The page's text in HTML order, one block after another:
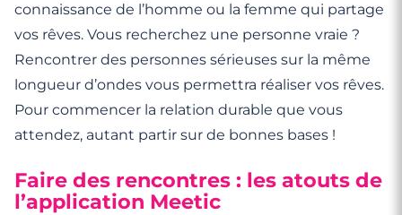
connaissance de l’homme ou la femme qui partage
vos rêves. Vous recherchez une personne vraie ?
Rencontrer des personnes sérieuses sur la même
longueur d’ondes vous permettra réaliser vos rêves.
Pour commencer la relation durable que vous
attendez, autant partir sur de bonnes bases !
Faire des rencontres : les atouts de
l’application Meetic